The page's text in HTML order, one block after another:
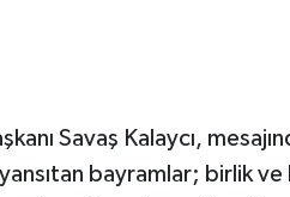
Savaş Kalaycı,
bayramlar; birlik